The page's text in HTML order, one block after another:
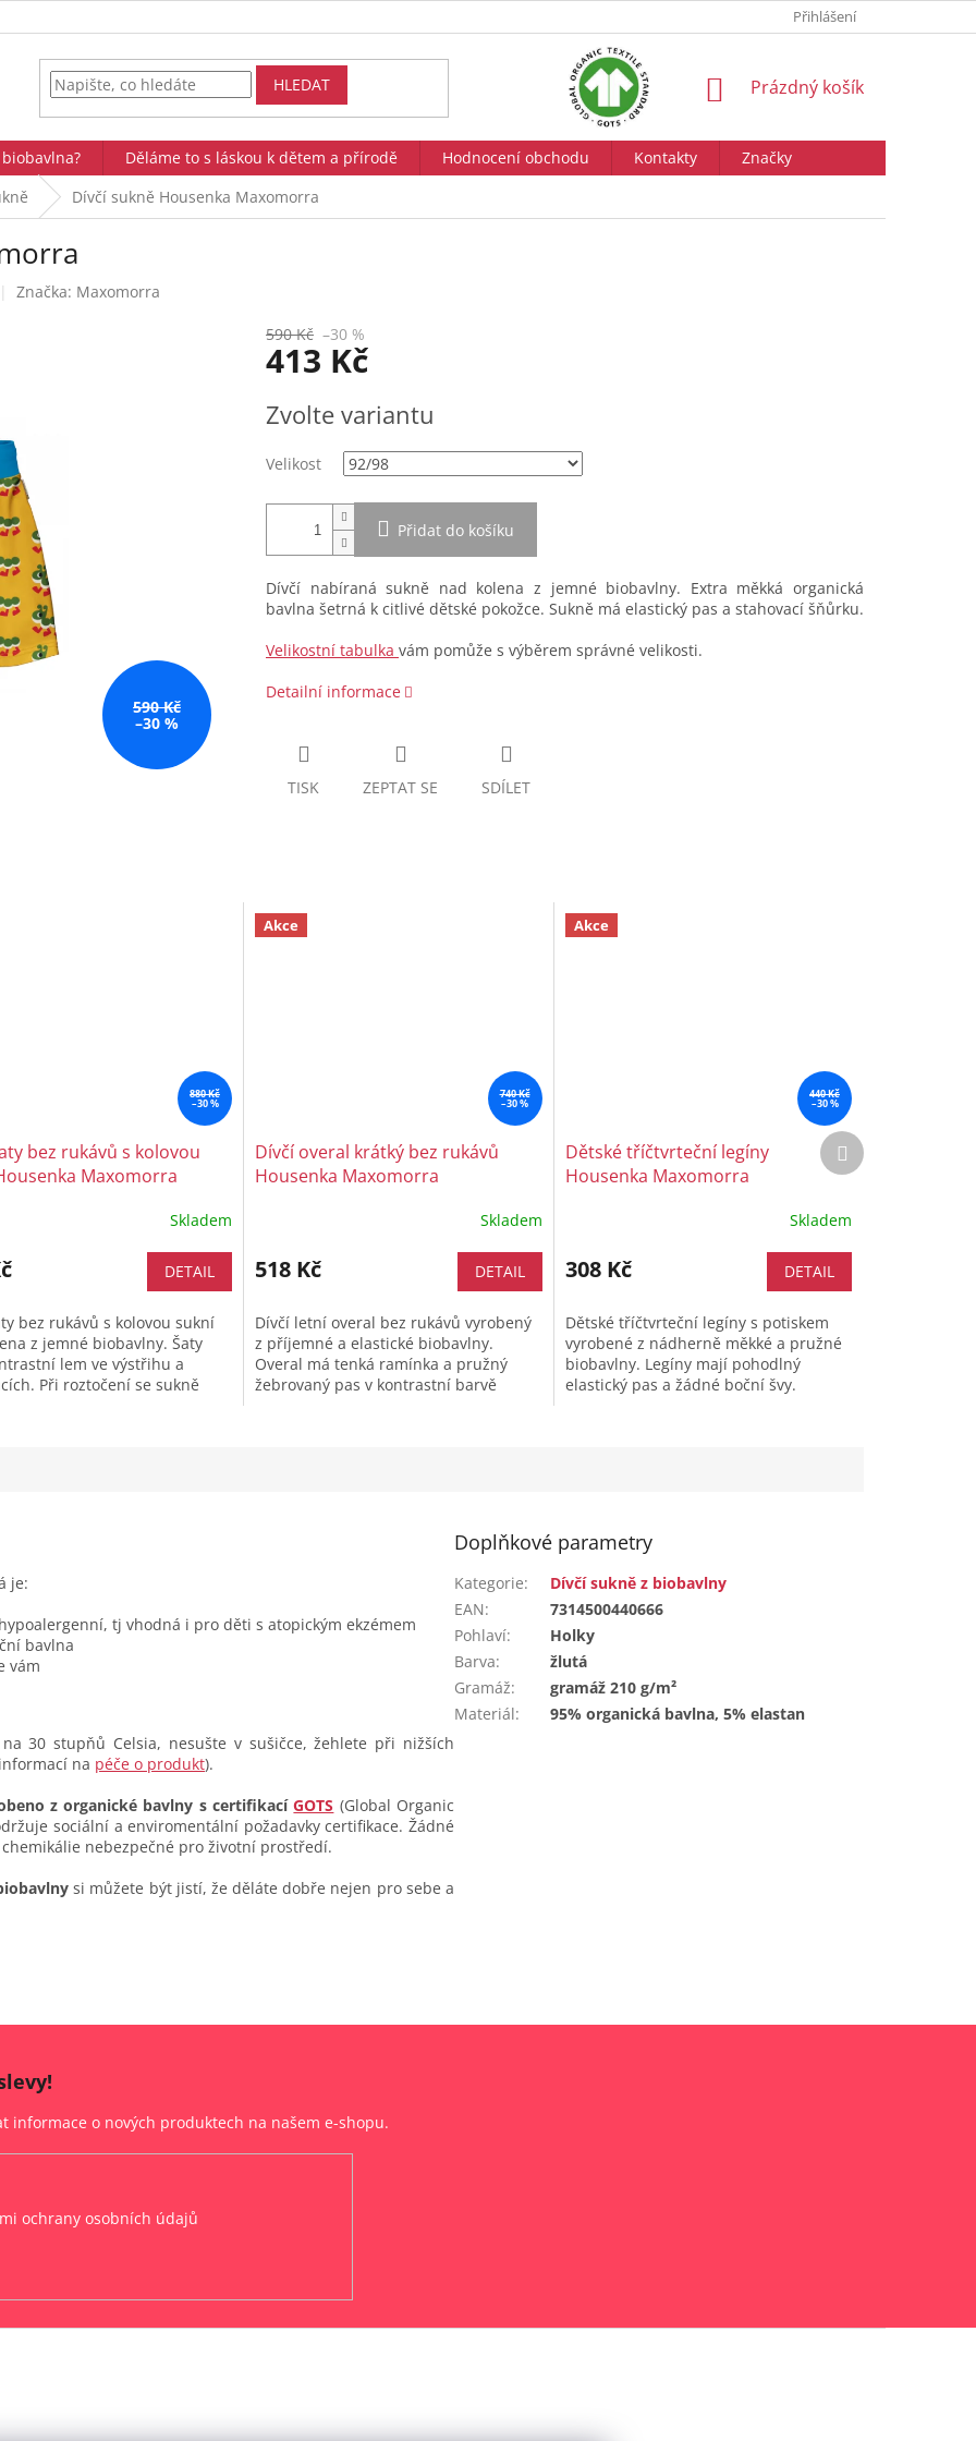
Přihlášení
HLEDAT
NÁKUPNÍ
Prázdný košík
biobavlna? Děláme to s láskou k dětem a přírodě Hodnocení obchodu Kontakty
Značky
Dívčí sukně Housenka Maxomorra
Značka: Maxomorra
590 Kč
–30 %
590 Kč –30 %
413 Kč
cena:
Zvolte variantu
Velikost
Přidat do košíku
Dívčí nabíraná sukně nad kolena z jemné biobavlny. Extra měkká organická
bavlna šetrná k citlivé dětské pokožce. Sukně má elastický pas a stahovací šňůrku.
Velikostní tabulka vám pomůže s výběrem správné velikosti.
Detailní informace
TISK ZEPTAT SE SDÍLET
880 Kč
–30 %
bez rukávů s kolovou
Maxomorra
Skladem
DETAIL
bez rukávů s kolovou sukní
z jemné biobavlny. Šaty
lem ve výstřihu a
Při roztočení se sukně
Akce
740 Kč
–30 %
Dívčí overal krátký bez rukávů
Housenka Maxomorra
Skladem
518 Kč DETAIL
Dívčí letní overal bez rukávů vyrobený
z příjemné a elastické biobavlny.
Overal má tenká ramínka a pružný
žebrovaný pas v kontrastní barvě
Akce
440 Kč
–30 %
Dětské tříčtvrteční legíny
Housenka Maxomorra
Skladem
308 Kč DETAIL
Dětské tříčtvrteční legíny s potiskem
vyrobené z nádherně měkké a pružné
biobavlny. Legíny mají pohodlný
elastický pas a žádné boční švy.
Další
produkt
je:
tj vhodná i pro děti s atopickým ekzémem
bavlna
vám
30 stupňů Celsia, nesušte v sušičce, žehlete při nižších
na péče o produkt).
z organické bavlny s certifikacíGOTS (Global Organic
sociální a enviromentální požadavky certifikace. Žádné
nebezpečné pro životní prostředí.
si můžete být jistí, že děláte dobře nejen pro sebe a
Doplňkové parametry
Kategorie:
Dívčí sukně z biobavlny
EAN:
7314500440666
Pohlaví:
Holky
Barva:
žlutá
Gramáž:
gramáž 210 g/m²
Materiál: 95% organická bavlna, 5% elastan
informace o nových produktech na našem e-shopu.
ochrany osobních údajů